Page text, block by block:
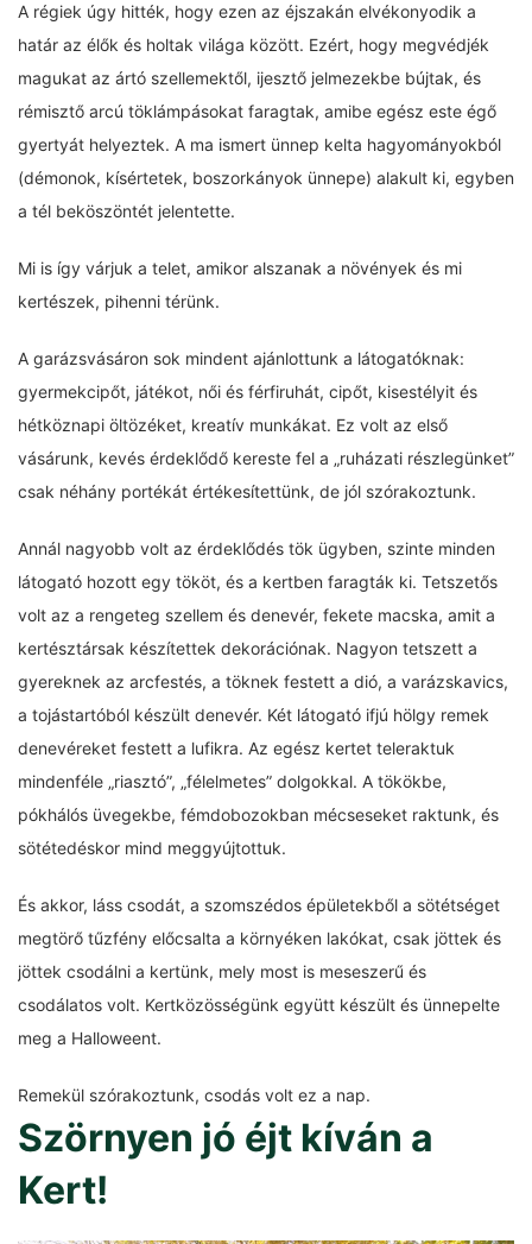
A régiek úgy hitték, hogy ezen az éjszakán elvékonyodik a
határ az élők és holtak világa között. Ezért, hogy megvédjék
magukat az ártó szellemektől, ijesztő jelmezekbe bújtak, és
rémisztő arcú töklámpásokat faragtak, amibe egész este égő
gyertyát helyeztek. A ma ismert ünnep kelta hagyományokból
(démonok, kísértetek, boszorkányok ünnepe) alakult ki, egyben
a tél beköszöntét jelentette.
Mi is így várjuk a telet, amikor alszanak a növények és mi
kertészek, pihenni térünk.
A garázsvásáron sok mindent ajánlottunk a látogatóknak:
gyermekcipőt, játékot, női és férfiruhát, cipőt, kisestélyit és
hétköznapi öltözéket, kreatív munkákat. Ez volt az első
vásárunk, kevés érdeklődő kereste fel a „ruházati részlegünket”
csak néhány portékát értékesítettünk, de jól szórakoztunk.
Annál nagyobb volt az érdeklődés tök ügyben, szinte minden
látogató hozott egy tököt, és a kertben faragták ki. Tetszetős
volt az a rengeteg szellem és denevér, fekete macska, amit a
kertésztársak készítettek dekorációnak. Nagyon tetszett a
gyereknek az arcfestés, a töknek festett a dió, a varázskavics,
a tojástartóból készült denevér. Két látogató ifjú hölgy remek
denevéreket festett a lufikra. Az egész kertet teleraktuk
mindenféle „riasztó”, „félelmetes” dolgokkal. A tökökbe,
pókhálós üvegekbe, fémdobozokban mécseseket raktunk, és
sötétedéskor mind meggyújtottuk.
És akkor, láss csodát, a szomszédos épületekből a sötétséget
megtörő tűzfény előcsalta a környéken lakókat, csak jöttek és
jöttek csodálni a kertünk, mely most is meseszerű és
csodálatos volt. Kertközösségünk együtt készült és ünnepelte
meg a Halloweent.
Remekül szórakoztunk, csodás volt ez a nap.
Szörnyen jó éjt kíván a
Kert!